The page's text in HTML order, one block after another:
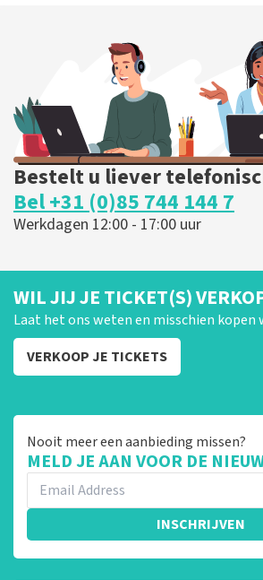
Bestelt u liever
Bel +31 (0)85 744 144 7
Werkdagen 12:00 - 17:00 uur
WIL JIJ JE TICKET(S)
Laat het ons weten en misschien kopen
VERKOOP JE TICKETS
Nooit meer een aanbieding missen?
MELD JE AAN VOOR DE
INSCHRIJVEN